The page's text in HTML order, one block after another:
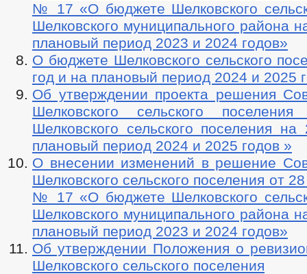
№ 17 «О бюджете Шелковского
Шелковского муниципального района
плановый период 2023 и 2024 годов»
О бюджете Шелковского сельского
год и на плановый период 2024 и 2025
Об утверждении проекта решения
Шелковского сельского
Шелковского сельского поселения
плановый период 2024 и 2025 годов »
О внесении изменений в решение
Шелковского сельского поселения от
№ 17 «О бюджете Шелковского
Шелковского муниципального района
плановый период 2023 и 2024 годов»
Об утверждении Положения о
Шелковского сельского поселения